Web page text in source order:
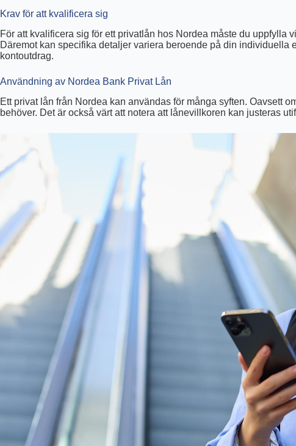
Krav för att kvalificera sig
För att kvalificera sig för ett privatlån hos Nordea måste du
Däremot kan specifika detaljer variera beroende på din
kontoutdrag.
Användning av Nordea Bank Privat Lån
Ett privat lån från Nordea kan användas för många syften. Oavsett
behöver. Det är också värt att notera att lånevillkoren kan justeras